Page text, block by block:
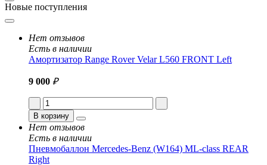
Новые поступления
Нет отзывов
Есть в наличии
Амортизатор Range Rover Velar L560 FRONT Left
9 000 ₽
В корзину
Нет отзывов
Есть в наличии
Пневмобаллон Mercedes-Benz (W164) ML-class REAR
Right